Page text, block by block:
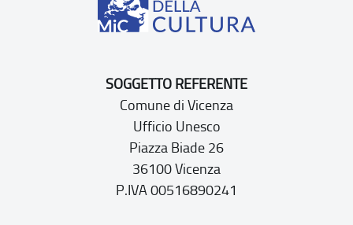
SOGGETTO REFERENTE
Comune di Vicenza
Ufficio Unesco
Piazza Biade 26
36100 Vicenza
P.IVA 00516890241